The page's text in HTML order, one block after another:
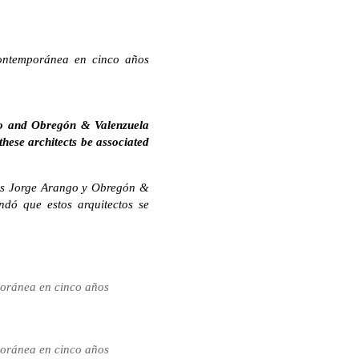
en cinco años
Obregón & Valenzuela
architects be associated
Jorge Arango y Obregón &
que estos arquitectos se
en cinco años
en cinco años